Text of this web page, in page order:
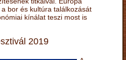
bor és kultúra találkozását
kínálat teszi most is
2019